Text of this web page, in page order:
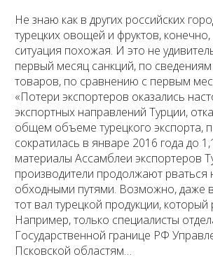
Не знаю как в других российских
турецких овощей и фруктов,
ситуация похожая. И это не
первый месяц санкций, по
товаров, по сравнению с первым
«Потери экспортеров оказались
экспортных направлений Турции,
общем объеме турецкого экспорта,
сократилась в январе 2016 года до
материалы Ассамблеи экспортеров
производители продолжают
обходными путями. Возможно, даже
тот вал турецкой продукции,
Например, только специалисты
Государственной границе РФ
Псковской областям…